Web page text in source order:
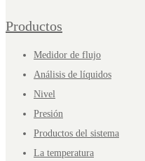
Productos
Medidor de flujo
Análisis de líquidos
Nivel
Presión
Productos del sistema
La temperatura